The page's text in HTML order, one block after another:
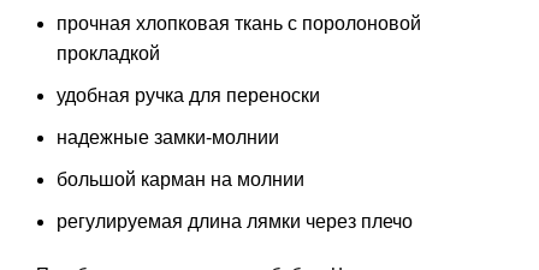
прочная хлопковая ткань с поролоновой
прокладкой
удобная ручка для переноски
надежные замки-молнии
большой карман на молнии
регулируемая длина лямки через плечо